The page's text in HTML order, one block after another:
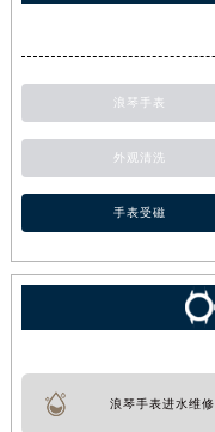
浪琴手表
外观清洗
手表受磁
浪琴手表进水维修